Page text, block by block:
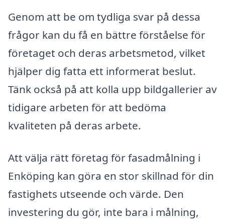
Genom att be om tydliga svar på dessa
frågor kan du få en bättre förståelse för
företaget och deras arbetsmetod, vilket
hjälper dig fatta ett informerat beslut.
Tänk också på att kolla upp bildgallerier av
tidigare arbeten för att bedöma
kvaliteten på deras arbete.
Att välja rätt företag för fasadmålning i
Enköping kan göra en stor skillnad för din
fastighets utseende och värde. Den
investering du gör, inte bara i målning,